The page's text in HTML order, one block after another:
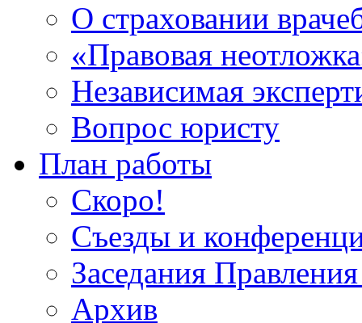
О страховании
«Правовая
Независимая
Вопрос юристу
План работы
Скоро!
Съезды и
Заседания
Архив